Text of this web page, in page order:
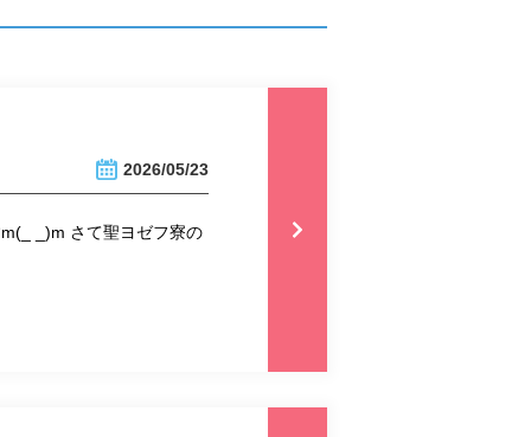
2026/05/23
_)m さて聖ヨゼフ寮の